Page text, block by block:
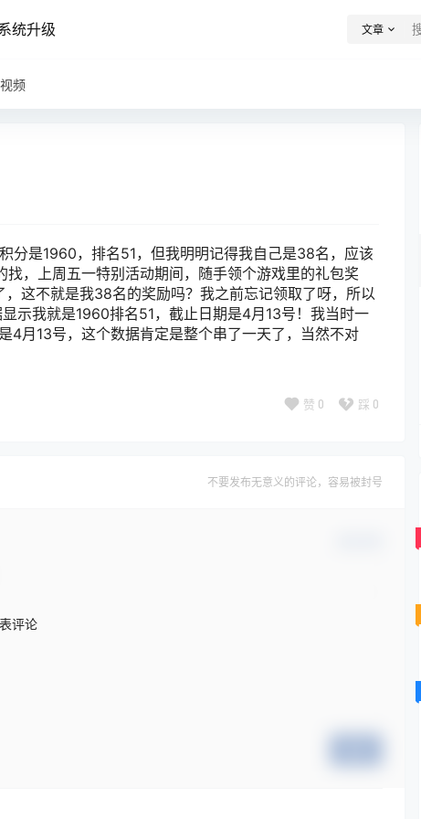
统升级 文章
频
分是1960，排名51，但我明明记得我自己是38名，应该
，上周五一特别活动期间，随手领个游戏里的礼包奖
这不就是我38名的奖励吗？我之前忘记领取了呀，所以
示我就是1960排名51，截止日期是4月13号！我当时一
4月13号，这个数据肯定是整个串了一天了，当然不对
赞 0 踩 0
不要发布无意义的评论，容易被封号
评论